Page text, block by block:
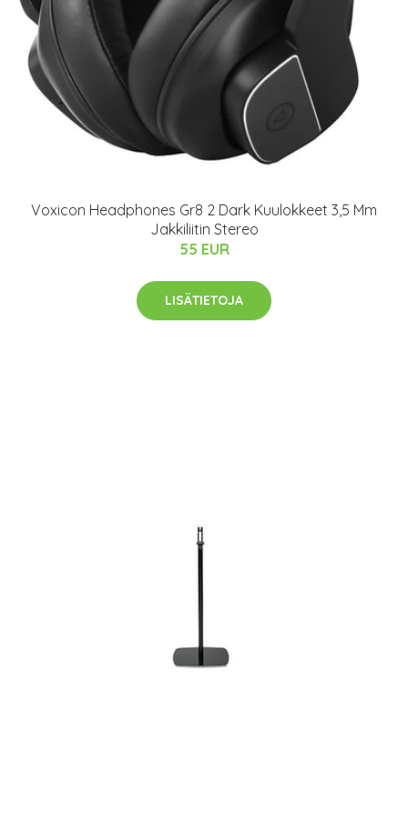
Voxicon Headphones Gr8 2 Dark Kuulokkeet 3,5 Mm
Jakkiliitin Stereo
55 EUR
LISÄTIETOJA